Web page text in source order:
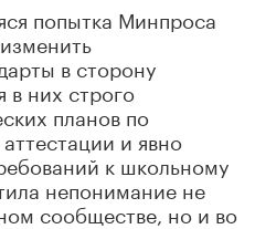
попытка Минпроса
в сторону
в них строго
планов по
и явно
к школьному
непонимание не
сообществе, но и во